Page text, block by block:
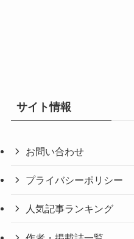
サイト情報
お問い合わせ
プライバシーポリシー
人気記事ランキング